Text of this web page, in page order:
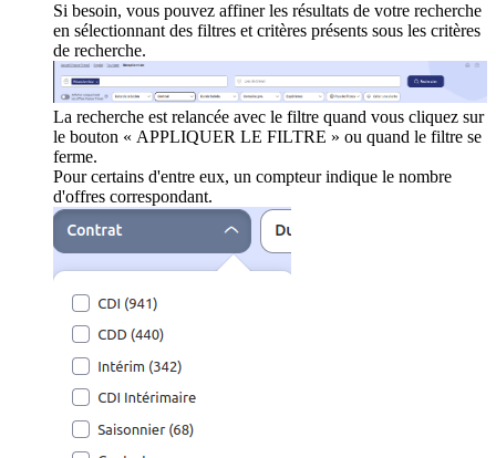
Si besoin, vous pouvez affiner les résultats de votre recherche
en sélectionnant des filtres et critères présents sous les critères
de recherche.
La recherche est relancée avec le filtre quand vous cliquez sur
le bouton « APPLIQUER LE FILTRE » ou quand le filtre se
ferme.
Pour certains d'entre eux, un compteur indique le nombre
d'offres correspondant.